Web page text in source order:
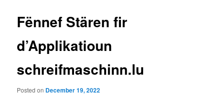
Fënnef Stären fir
d’Applikatioun
schreifmaschinn.lu
Posted on December 19, 2022